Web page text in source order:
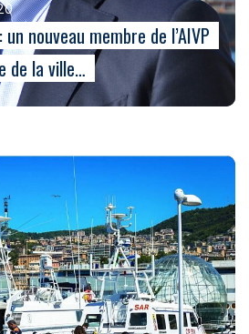
nouveau membre de l’AIVP
de la ville…